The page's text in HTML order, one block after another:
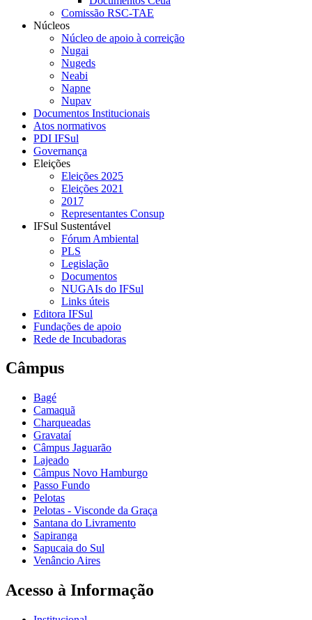
Comissão RSC-TAE
Núcleos
Núcleo de apoio à correição
Nugai
Nugeds
Neabi
Napne
Nupav
Documentos Institucionais
Atos normativos
PDI IFSul
Governança
Eleições
Eleições 2025
Eleições 2021
2017
Representantes Consup
IFSul Sustentável
Fórum Ambiental
PLS
Legislação
Documentos
NUGAIs do IFSul
Links úteis
Editora IFSul
Fundações de apoio
Rede de Incubadoras
Câmpus
Bagé
Camaquã
Charqueadas
Gravataí
Câmpus Jaguarão
Lajeado
Câmpus Novo Hamburgo
Passo Fundo
Pelotas
Pelotas - Visconde da Graça
Santana do Livramento
Sapiranga
Sapucaia do Sul
Venâncio Aires
Acesso à Informação